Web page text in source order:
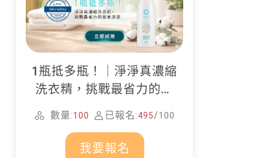
1瓶抵多瓶！｜淨淨真濃縮
洗衣精，挑戰最省力的居
家清潔
數量:100 已報名:495/100
我要報名